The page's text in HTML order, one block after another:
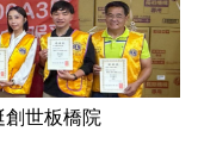
世板橋院